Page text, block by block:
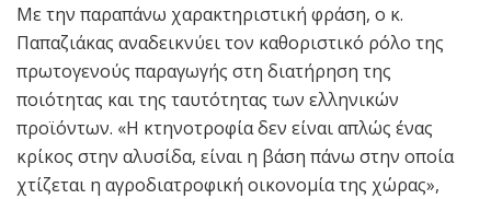
Με την παραπάνω χαρακτηριστική φράση, ο κ.
Παπαζιάκας αναδεικνύει τον καθοριστικό ρόλο της
πρωτογενούς παραγωγής στη διατήρηση της
ποιότητας και της ταυτότητας των ελληνικών
προϊόντων. «Η κτηνοτροφία δεν είναι απλώς ένας
κρίκος στην αλυσίδα, είναι η βάση πάνω στην οποία
χτίζεται η αγροδιατροφική οικονομία της χώρας»,